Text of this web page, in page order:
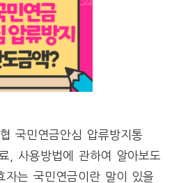
국민연금안심 압류방지통
, 사용방법에 관하여 알아보도
자는 국민연금이란 말이 있을